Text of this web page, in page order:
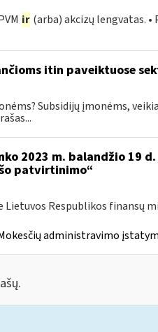
ir (arba) akcizų lengvatas.
itin paveiktuose
Subsidijų įmonėms,
2023 m. balandžio 19 d.
patvirtinimo“
Lietuvos Respublikos finansų
administravimo